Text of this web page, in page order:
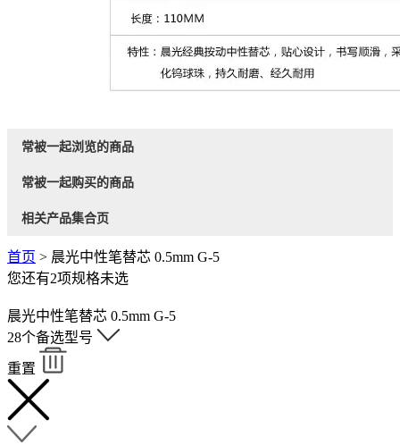
常被一起浏览的商品
常被一起购买的商品
相关产品集合页
首页 > 晨光中性笔替芯 0.5mm G-5
您还有2项规格未选
晨光中性笔替芯 0.5mm G-5
28个备选型号
重置